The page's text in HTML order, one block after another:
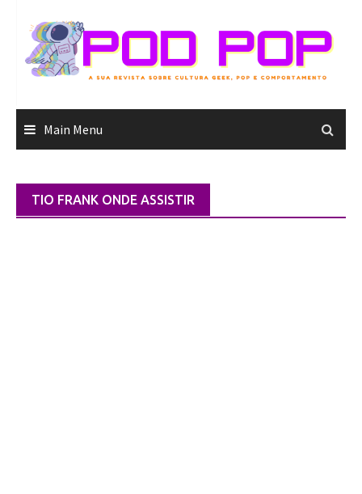
content
Main Menu
TIO FRANK ONDE ASSISTIR